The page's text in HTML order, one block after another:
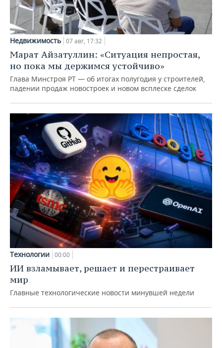
Недвижимость 07 авг, 17:32
Марат Айзатуллин: «Ситуация непростая,
но пока мы держимся устойчиво»
Глава Минстроя РТ — об итогах полугодия у строителей,
падении продаж новостроек и новом всплеске сделок
Технологии 00:00
ИИ взламывает, решает и перестраивает
мир
Главные технологические новости минувшей недели